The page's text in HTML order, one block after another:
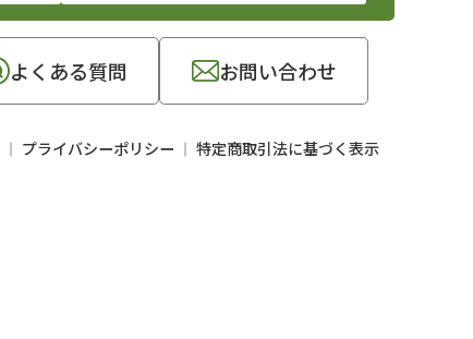
よくある質問 お問い合わせ
プライバシーポリシー 特定商取引法に基づく表示